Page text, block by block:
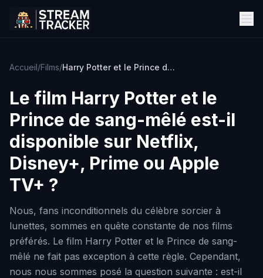
Accueil/Films/ Harry Potter et le Prince de sang-mêlé
Le film Harry Potter et le
Prince de sang-mêlé est-il
disponible sur Netflix,
Disney+, Prime ou Apple
TV+ ?
Nous, fans inconditionnels du célèbre sorcier à
lunettes, sommes en quête constante de nos films
préférés. Le film Harry Potter et le Prince de sang-
mêlé ne fait pas exception à cette règle. Cependant,
nous nous sommes posé la question suivante : est-il